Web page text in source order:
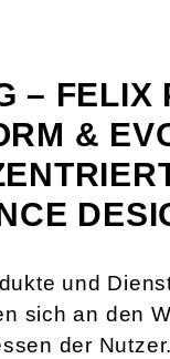
– FELIX
&
und
sich an den
der